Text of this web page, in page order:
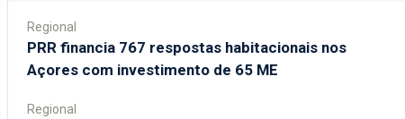
Regional
PRR financia 767 respostas habitacionais nos
Açores com investimento de 65 ME
Regional